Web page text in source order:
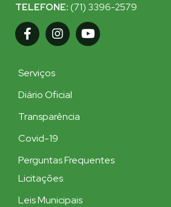
TELEFONE: (71) 3396-2579
Serviços
Diário Oficial
Transparência
Covid-19
Perguntas Frequentes
Licitações
Leis Municipais